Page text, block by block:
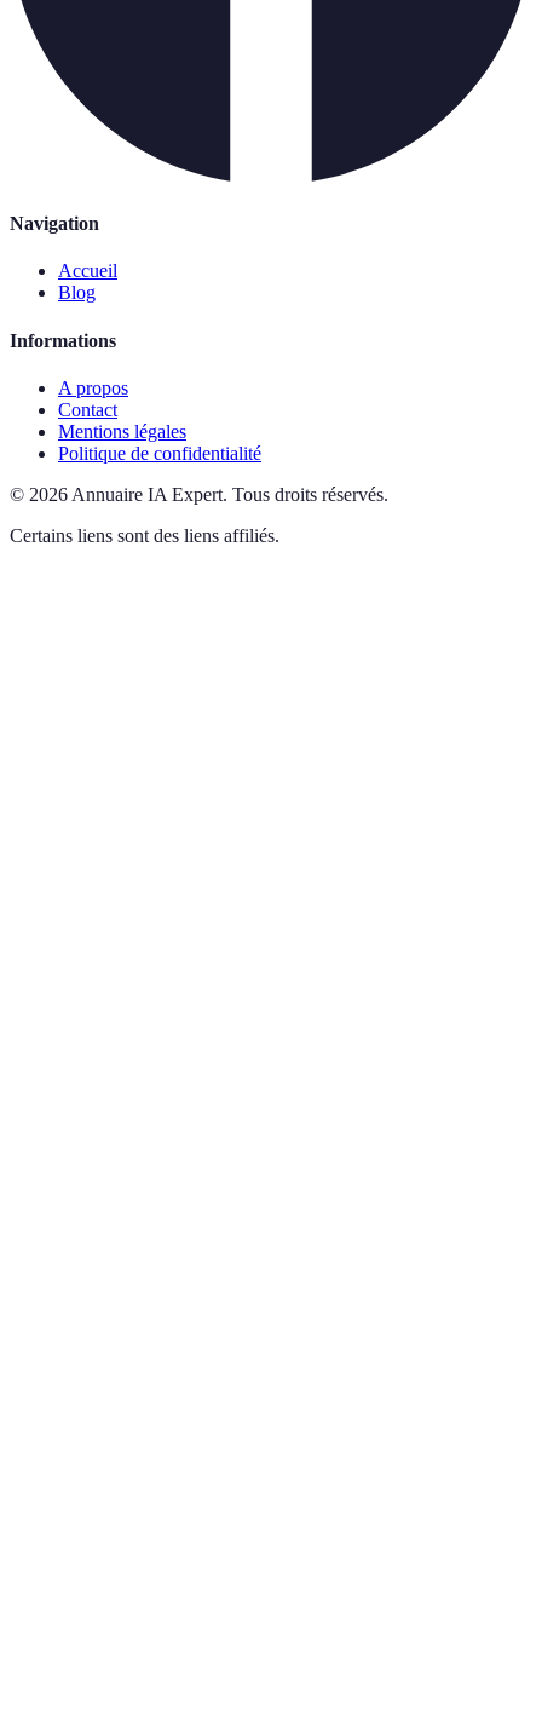
Navigation
Accueil
Blog
Informations
A propos
Contact
Mentions légales
Politique de confidentialité
© 2026 Annuaire IA Expert. Tous droits réservés.
Certains liens sont des liens affiliés.